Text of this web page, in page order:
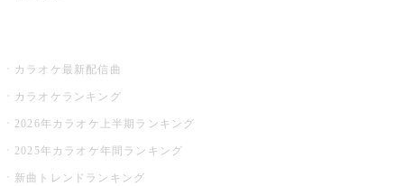
カラオケ最新配信曲
カラオケランキング
2026年カラオケ上半期ランキング
2025年カラオケ年間ランキング
新曲トレンドランキング